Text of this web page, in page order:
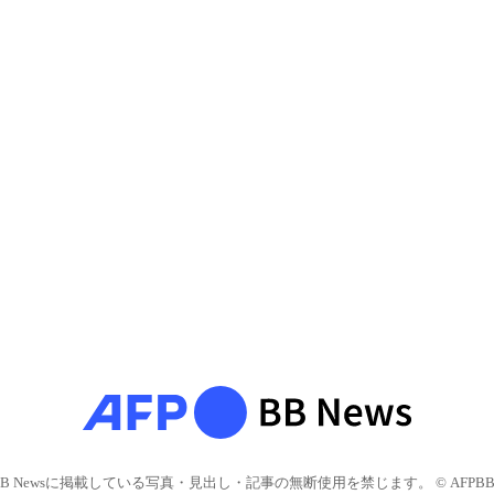
Newsに掲載している写真・見出し・記事の無断使用を禁じます。 © AFPBB